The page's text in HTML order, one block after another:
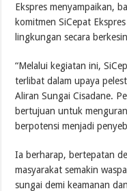
Ekspres menyampaikan,
komitmen SiCepat
lingkungan secara
“Melalui kegiatan ini,
terlibat dalam upaya
Aliran Sungai Cisadane.
bertujuan untuk
berpotensi menjadi
Ia berharap, bertepatan
masyarakat semakin
sungai demi keamanan